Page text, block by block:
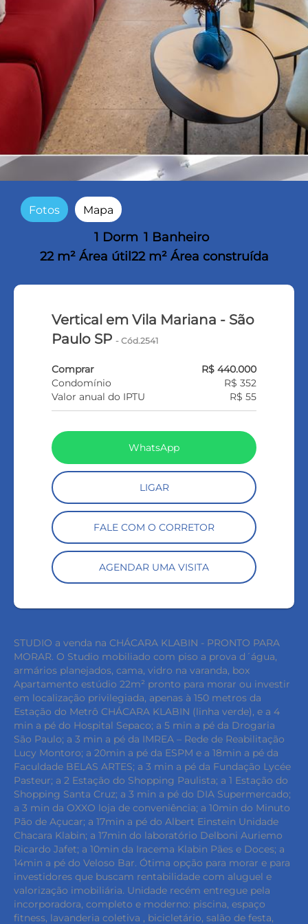
Fotos Mapa
1 Dorm 1 Banheiro
22 m² Área útil 22 m² Área construída
Vertical em Vila Mariana - São
Paulo SP - Cód.2541
Comprar
R$ 440.000
Condomínio
R$ 352
Valor anual do IPTU
R$ 55
WhatsApp
LIGAR
FALE COM O CORRETOR
AGENDAR UMA VISITA
keyboard_backspace
STUDIO a venda na CHÁCARA KLABIN - PRONTO PARA
MORAR. O Studio mobiliado com piso a prova d´água,
armários planejados, cama, vidro na varanda, box
Apartamento estúdio 22m² pronto para morar ou investir
em localização privilegiada, apenas à 150 metros da
Estação do Metrô CHÁCARA KLABIN (linha verde), e a 4
min a pé do Hospital Sepaco; a 5 min a pé da Drogaria
São Paulo; a 3 min a pé da IMREA – Rede de Reabilitação
Lucy Montoro; a 20min a pé da ESPM e a 18min a pé da
Faculdade BELAS ARTES; a 3 min a pé da Fundação Lycée
Pasteur; a 2 Estação do Shopping Paulista; a 1 Estação do
Shopping Santa Cruz; a 3 min a pé do DIA Supermercado;
a 3 min da OXXO loja de conveniência; a 10min do Minuto
Pão de Açucar; a 17min a pé do Albert Einstein Unidade
Chacara Klabin; a 17min do laboratório Delboni Auriemo
Ricardo Jafet; a 10min da Iracema Klabin Pães e Doces; a
14min a pé do Veloso Bar. Ótima opção para morar e para
investidores que buscam rentabilidade com aluguel e
valorização imobiliária. Unidade recém entregue pela
incorporadora, completo e moderno: piscina, espaço
fitness, lavanderia coletiva , bicicletário, salão de festa,